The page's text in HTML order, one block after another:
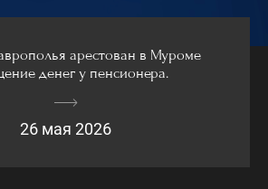
арестован в Муроме
денег у пенсионера.
26 мая 2026